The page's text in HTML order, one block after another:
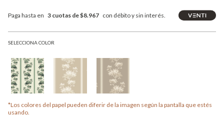
Paga hasta en 3 cuotas de $8.967 con débito y sin interés.
SELECCIONA COLOR
*Los colores del papel pueden diferir de la imagen según la pantalla que estés
usando.